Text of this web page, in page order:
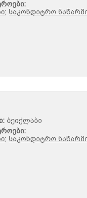
საკონდიტრო
ბეიქლაბი
საკონდიტრო